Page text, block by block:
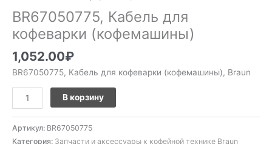
BR67050775, Кабель для
кофеварки (кофемашины)
1,052.00₽
BR67050775, Кабель для кофеварки (кофемашины), Braun
В корзину
Артикул: BR67050775
Категория: Запчасти и аксессуары к кофейной технике Braun